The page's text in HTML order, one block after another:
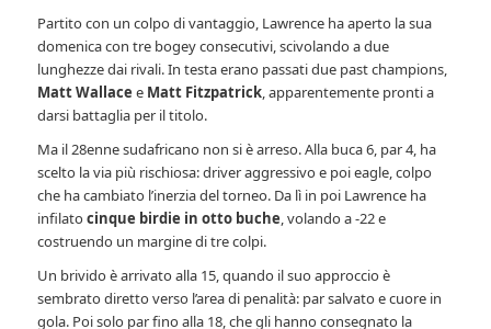
Partito con un colpo di vantaggio, Lawrence ha aperto la sua
domenica con tre bogey consecutivi, scivolando a due
lunghezze dai rivali. In testa erano passati due past champions,
Matt Wallace e Matt Fitzpatrick , apparentemente pronti a
darsi battaglia per il titolo.
Ma il 28enne sudafricano non si è arreso. Alla buca 6, par 4, ha
scelto la via più rischiosa: driver aggressivo e poi eagle, colpo
che ha cambiato l’inerzia del torneo. Da lì in poi Lawrence ha
infilatocinque birdie in otto buche , volando a -22 e
costruendo un margine di tre colpi.
Un brivido è arrivato alla 15, quando il suo approccio è
sembrato diretto verso l’area di penalità: par salvato e cuore in
gola. Poi solo par fino alla 18, che gli hanno consegnato la